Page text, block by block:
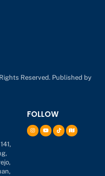
Reserved. Published by
FOLLOW